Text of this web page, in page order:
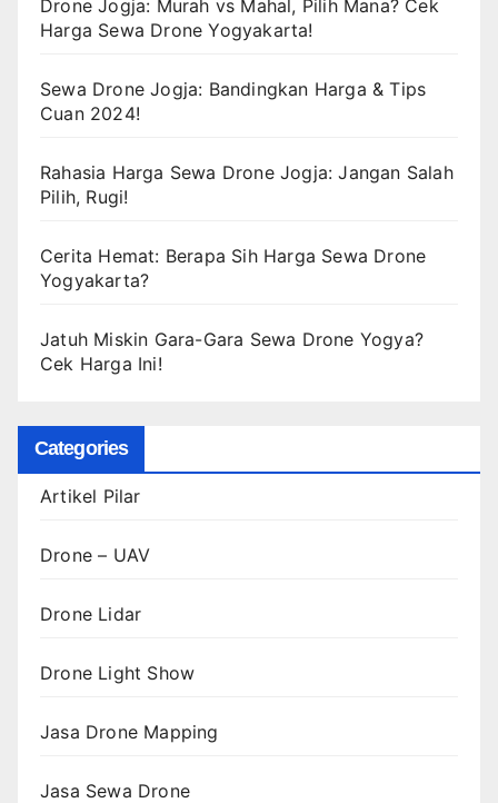
Drone Jogja: Murah vs Mahal, Pilih Mana? Cek
Harga Sewa Drone Yogyakarta!
Sewa Drone Jogja: Bandingkan Harga & Tips
Cuan 2024!
Rahasia Harga Sewa Drone Jogja: Jangan Salah
Pilih, Rugi!
Cerita Hemat: Berapa Sih Harga Sewa Drone
Yogyakarta?
Jatuh Miskin Gara-Gara Sewa Drone Yogya?
Cek Harga Ini!
Categories
Artikel Pilar
Drone – UAV
Drone Lidar
Drone Light Show
Jasa Drone Mapping
Jasa Sewa Drone